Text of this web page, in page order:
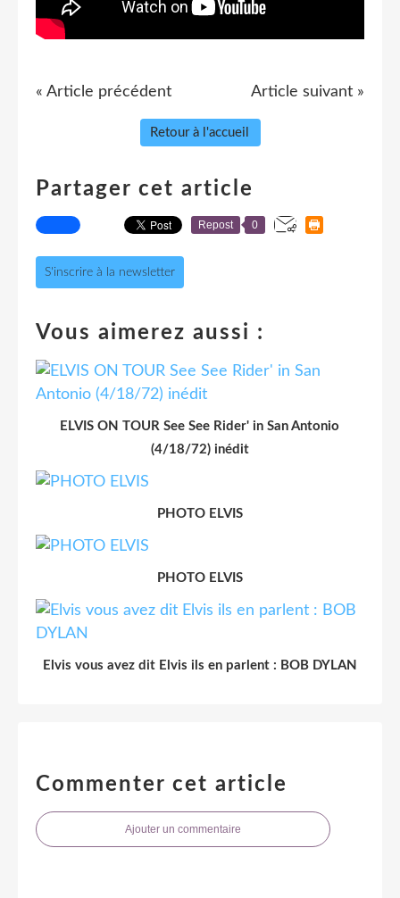
« Article précédent Article suivant »
Retour à l'accueil
Partager cet article
Repost 0
S'inscrire à la newsletter
Vous aimerez aussi :
ELVIS ON TOUR See See Rider' in San Antonio
(4/18/72) inédit
PHOTO ELVIS
PHOTO ELVIS
Elvis vous avez dit Elvis ils en parlent : BOB DYLAN
Commenter cet article
Ajouter un commentaire